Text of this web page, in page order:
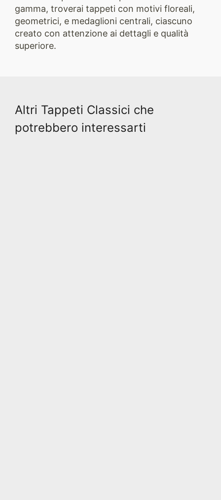
gamma, troverai tappeti con motivi floreali,
geometrici, e medaglioni centrali, ciascuno
creato con attenzione ai dettagli e qualità
superiore.
Altri Tappeti Classici che
potrebbero interessarti